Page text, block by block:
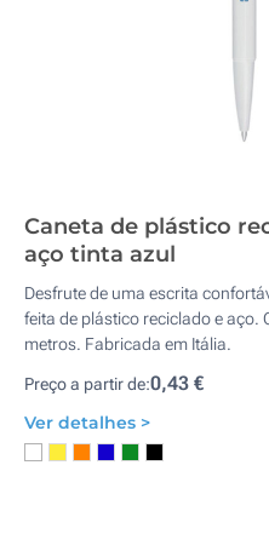
Caneta de plástico
aço tinta azul
Desfrute de uma escrita
feita de plástico reciclado e aço.
metros. Fabricada em Itália.
Preço a partir de:0,43 €
Ver detalhes >